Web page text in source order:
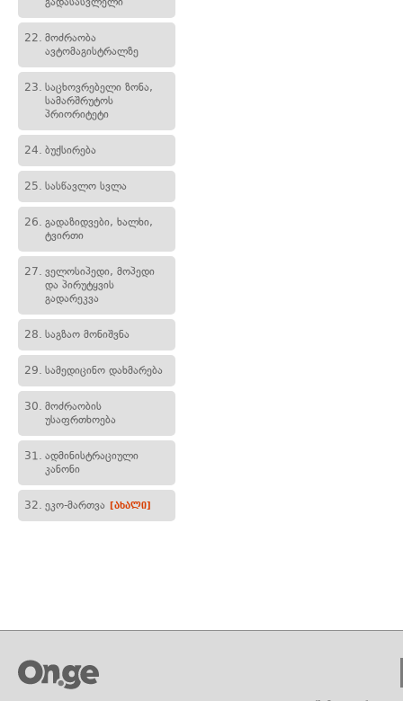
22. მოძრაობა
ავტომაგისტრალზე
23. საცხოვრებელი ზონა,
სამარშრუტოს
პრიორიტეტი
24. ბუქსირება
25. სასწავლო სვლა
26. გადაზიდვები, ხალხი,
ტვირთი
27. ველოსიპედი, მოპედი
და პირუტყვის
გადარეკვა
28. საგზაო მონიშვნა
29. სამედიცინო დახმარება
30. მოძრაობის
უსაფრთხოება
31. ადმინისტრაციული
კანონი
32. ეკო-მართვა [ახალი]